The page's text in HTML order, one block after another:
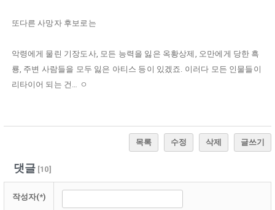
또다른 사망자 후보로는
악령에게 물린 기장도사, 모든 능력을 잃은 옥황상제, 오만에게 당한 흑
룡, 주변 사람들을 모두 잃은 아티스 등이 있겠죠. 이러다 모든 인물들이
리타이어 되는 건… ㅇ
목록 수정 삭제 글쓰기
댓글[10]
작성자(*)